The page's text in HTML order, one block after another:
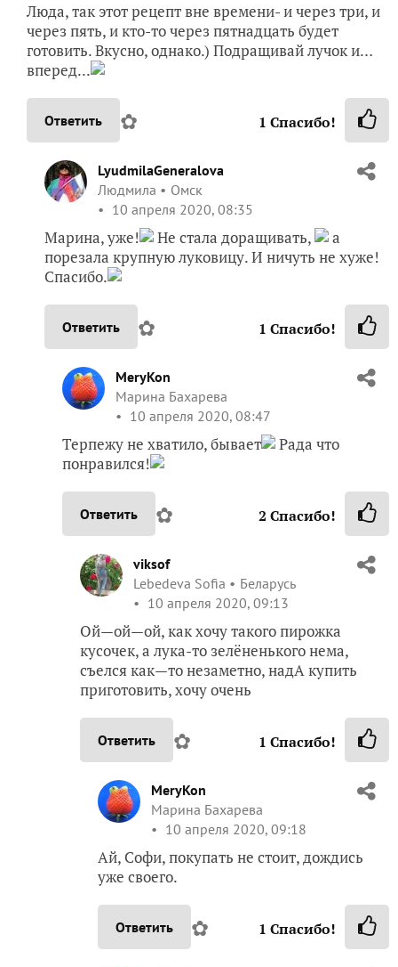
Люда, так этот рецепт вне времени- и через три, и
через пять, и кто-то через пятнадцать будет
готовить. Вкусно, однако.) Подращивай лучок и…
вперед...
Ответить ✿ 1 Спасибо!
LyudmilaGeneralova
Людмила
Омск
10 апреля 2020, 08:35
Марина, уже! Не стала доращивать,
а
порезала крупную луковицу. И ничуть не хуже!
Спасибо.
Ответить ✿ 1 Спасибо!
MeryKon
Марина Бахарева
10 апреля 2020, 08:47
Терпежу не хватило, бывает
Рада что
понравился!
Ответить ✿ 2 Спасибо!
viksof
Lebedeva Sofia
Беларусь
10 апреля 2020, 09:13
Ой—ой—ой, как хочу такого пирожка
кусочек, а лука-то зелёненького нема,
съелся как—то незаметно, надА купить
приготовить, хочу очень
Ответить ✿ 1 Спасибо!
MeryKon
Марина Бахарева
10 апреля 2020, 09:18
Ай, Софи, покупать не стоит, дождись
уже своего.
Ответить ✿ 1 Спасибо!